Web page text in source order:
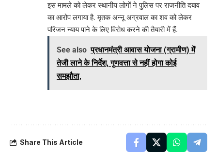
इस मामले को लेकर स्थानीय लोगों ने पुलिस पर राजनीति दबाव
का आरोप लगाया है. मृतक अन्नू अग्रवाल का शव को लेकर
परिजन न्याय पाने के लिए विरोध करने की तैयारी में हैं.
See also प्रधानमंत्री आवास योजना (ग्रामीण) में
तेजी लाने के निर्देश, गुणवत्ता से नहीं होगा कोई
समझौता,
Share This Article